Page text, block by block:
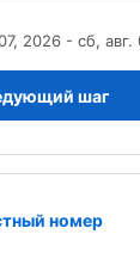
2026 - сб,
шаг
номер